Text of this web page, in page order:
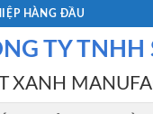
HÀNG ĐẦU
TY TNHH
XANH